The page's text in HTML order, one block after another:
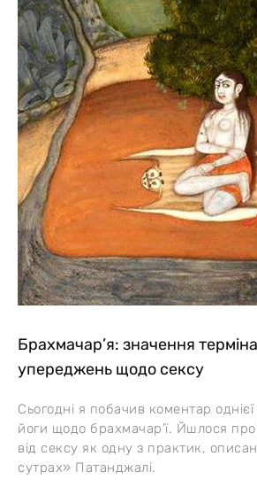
Брахмачар’я: значення
упереджень щодо сексу
Сьогодні я побачив коментар
йоги щодо брахмачар’ї. Йшлося про
від сексу як одну з практик,
сутрах» Патанджалі.